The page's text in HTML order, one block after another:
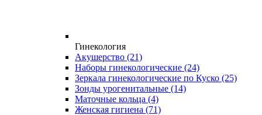
Гинекология
Акушерство (21)
Наборы гинекологические (24)
Зеркала гинекологические по Куско (25)
Зонды урогенитальные (14)
Маточные кольца (4)
Женская гигиена (71)